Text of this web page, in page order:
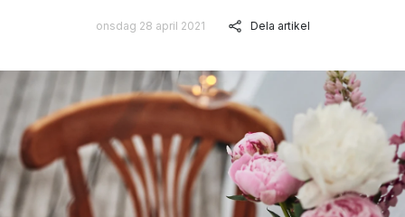
onsdag 28 april 2021 Dela artikel